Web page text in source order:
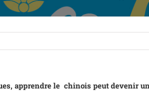
apprendre le chinois peut devenir